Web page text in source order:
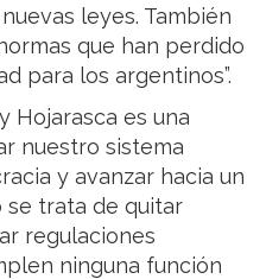
leyes. También
que han perdido
para los argentinos”.
Hojarasca es una
nuestro sistema
y avanzar hacia un
se trata de quitar
regulaciones
ninguna función